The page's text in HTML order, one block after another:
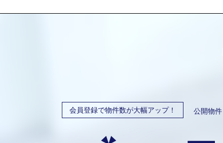
会員登録で物件数が大幅アップ！ 公開物件